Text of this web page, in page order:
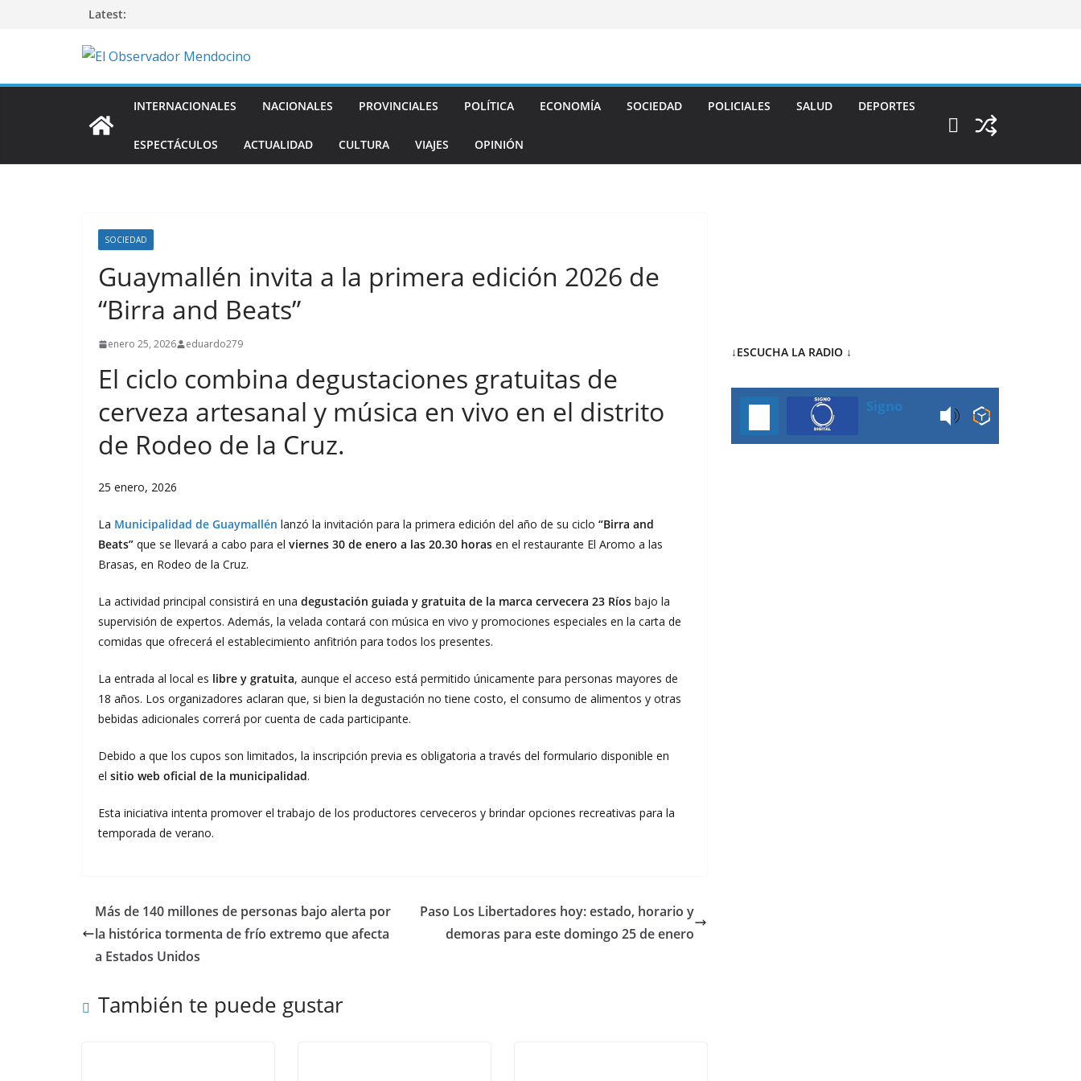
Latest:
INTERNACIONALES NACIONALES PROVINCIALES POLÍTICA ECONOMÍA SOCIEDAD POLICIALES SALUD DEPORTES
ESPECTÁCULOS ACTUALIDAD CULTURA VIAJES OPINIÓN
SOCIEDAD
Guaymallén invita a la primera edición 2026 de
“Birra and Beats”
enero 25, 2026 eduardo279
El ciclo combina degustaciones gratuitas de
cerveza artesanal y música en vivo en el distrito
de Rodeo de la Cruz.
25 enero, 2026
La Municipalidad de Guaymallén lanzó la invitación para la primera edición del año de su ciclo “Birra and
Beats” que se llevará a cabo para el viernes 30 de enero a las 20.30 horas en el restaurante El Aromo a las
Brasas, en Rodeo de la Cruz.
La actividad principal consistirá en una degustación guiada y gratuita de la marca cervecera 23 Ríos bajo la
supervisión de expertos. Además, la velada contará con música en vivo y promociones especiales en la carta de
comidas que ofrecerá el establecimiento anfitrión para todos los presentes.
La entrada al local es libre y gratuita, aunque el acceso está permitido únicamente para personas mayores de
18 años. Los organizadores aclaran que, si bien la degustación no tiene costo, el consumo de alimentos y otras
bebidas adicionales correrá por cuenta de cada participante.
Debido a que los cupos son limitados, la inscripción previa es obligatoria a través del formulario disponible en
el sitio web oficial de la municipalidad.
Esta iniciativa intenta promover el trabajo de los productores cerveceros y brindar opciones recreativas para la
temporada de verano.
Más de 140 millones de personas bajo alerta por
la histórica tormenta de frío extremo que afecta
a Estados Unidos
Paso Los Libertadores hoy: estado, horario y
demoras para este domingo 25 de enero
También te puede gustar
↓ESCUCHA LA RADIO ↓
Signo